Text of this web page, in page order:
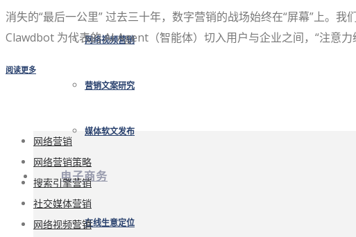
网络视频营销
营销文案研究
媒体软文发布
电子商务
在线生意定位
消失的“最后一公里” 过去三十年，数字营销的战场始终在“屏幕”上。
Clawdbot 为代表的 AI Agent（智能体）切入用户与企业之间，“注意
阅读更多
网络营销
网络营销策略
搜索引擎营销
社交媒体营销
网络视频营销